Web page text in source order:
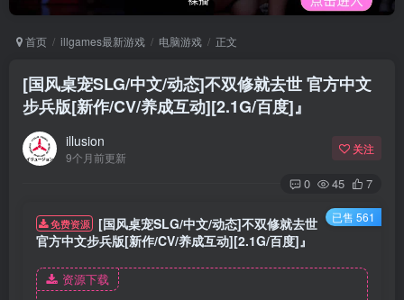
首页 illgames最新游戏 电脑游戏 正文
[国风桌宠SLG/中文/动态]不双修就去世 官方中文
步兵版[新作/CV/养成互动][2.1G/百度]』
illusion
9个月前更新
关注
0 45 7
已售 561
免费资源
[国风桌宠SLG/中文/动态]不双修就去世
官方中文步兵版[新作/CV/养成互动][2.1G/百度]』
资源下载